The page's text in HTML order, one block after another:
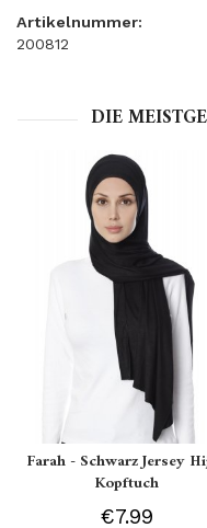
Artikelnummer:
200812
DIE
Farah - Schwarz Jersey
Kopftuch
€7.99